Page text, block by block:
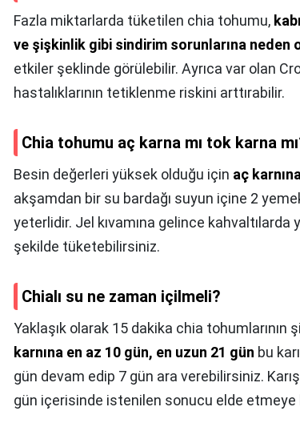
Fazla miktarlarda tüketilen chia tohumu,
ve şişkinlik gibi sindirim sorunlarına neden
etkiler şeklinde görülebilir. Ayrıca var olan
hastalıklarının tetiklenme riskini arttırabilir.
Chia tohumu aç karna mı tok karna
Besin değerleri yüksek olduğu için aç
akşamdan bir su bardağı suyun içine 2
yeterlidir. Jel kıvamına gelince
şekilde tüketebilirsiniz.
Chialı su ne zaman içilmeli?
Yaklaşık olarak 15 dakika chia tohumlarının
karnına en az 10 gün, en uzun 21 gün bu
gün devam edip 7 gün ara verebilirsiniz.
gün içerisinde istenilen sonucu elde etmeye